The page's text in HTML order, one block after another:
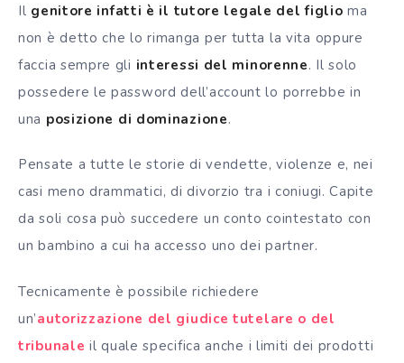
Il genitore infatti è il tutore legale del figlio ma
non è detto che lo rimanga per tutta la vita oppure
faccia sempre gli interessi del minorenne. Il solo
possedere le password dell’account lo porrebbe in
una posizione di dominazione.
Pensate a tutte le storie di vendette, violenze e, nei
casi meno drammatici, di divorzio tra i coniugi. Capite
da soli cosa può succedere un conto cointestato con
un bambino a cui ha accesso uno dei partner.
Tecnicamente è possibile richiedere
un’autorizzazione del giudice tutelare o del
tribunale il quale specifica anche i limiti dei prodotti